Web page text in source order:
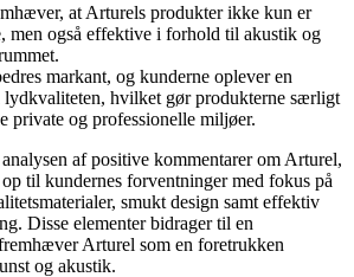
at Arturels produkter ikke kun er
men også effektive i forhold til akustik og
markant, og kunderne oplever en
lydkvaliteten, hvilket gør produkterne særligt
private og professionelle miljøer.
af positive kommentarer om Arturel,
til kundernes forventninger med fokus på
smukt design samt effektiv
Disse elementer bidrager til en
Arturel som en foretrukken
og akustik.